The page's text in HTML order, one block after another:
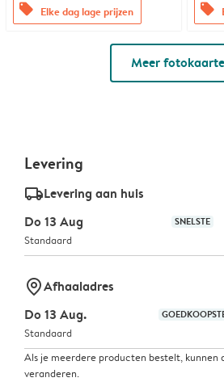
offers Elke dag lage prijzen offers
Meer
Levering
delivery_standard_v2Levering aan huis
Do 13 Aug
SNELSTE
Standaard
marker-pinAfhaaladres
Do 13 Aug.
Standaard
Als je meerdere producten bestelt, kunnen
veranderen.